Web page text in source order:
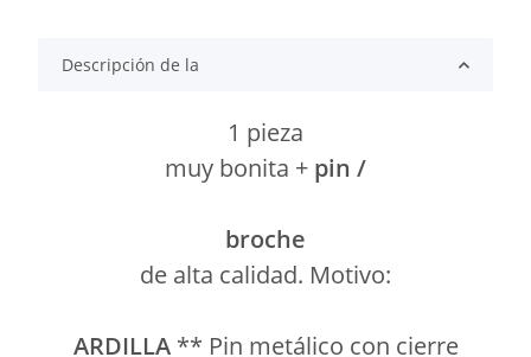
Descripción de la
1 pieza
muy bonita + pin /
broche
de alta calidad. Motivo:
ARDILLA** Pin metálico con cierre